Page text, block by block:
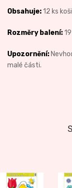
Obsahuje:12 ks
Rozměry balení:
Upozornění:
malé části.